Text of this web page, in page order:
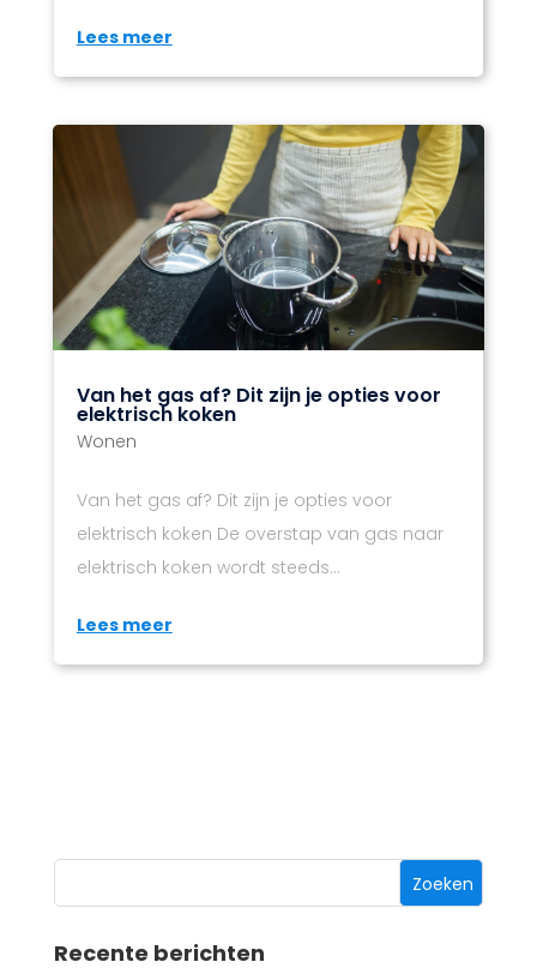
Lees meer
Van het gas af? Dit zijn je opties voor
elektrisch koken
Wonen
Van het gas af? Dit zijn je opties voor
elektrisch koken De overstap van gas naar
elektrisch koken wordt steeds...
Lees meer
Recente berichten